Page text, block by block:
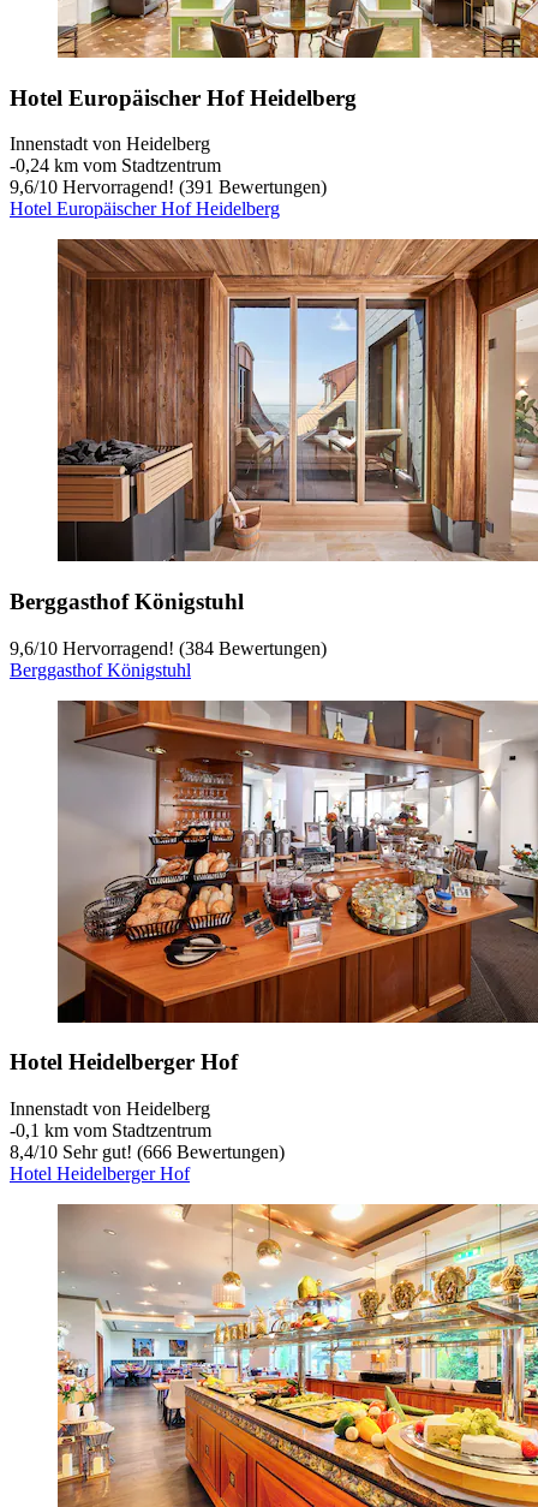
Hotel Europäischer Hof Heidelberg
Innenstadt von Heidelberg
‐0,24 km vom Stadtzentrum
9,6/10 Hervorragend! (391 Bewertungen)
Hotel Europäischer Hof Heidelberg
Berggasthof Königstuhl
9,6/10 Hervorragend! (384 Bewertungen)
Berggasthof Königstuhl
Hotel Heidelberger Hof
Innenstadt von Heidelberg
‐0,1 km vom Stadtzentrum
8,4/10 Sehr gut! (666 Bewertungen)
Hotel Heidelberger Hof